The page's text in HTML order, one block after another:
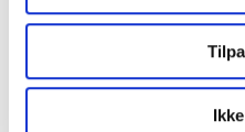
brukes. Du kan hele tiden
samtykke fra erklæringen
LO Medias publikasjoner
og fontene.no bruker